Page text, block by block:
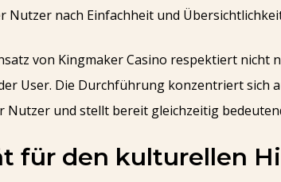
Nutzer nach Einfachheit und
von Kingmaker Casino respektiert nicht
User. Die Durchführung konzentriert sich
Nutzer und stellt bereit gleichzeitig
für den kulturellen